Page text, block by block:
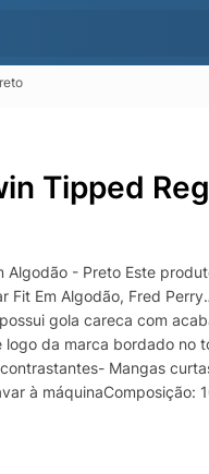
Tipped
Algodão - Preto Este
Fit Em Algodão, Fred
gola careca com
da marca bordado no
Mangas
à máquinaComposição: